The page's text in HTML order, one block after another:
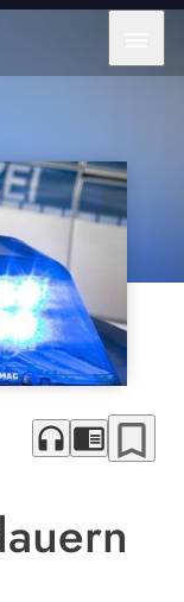
headphones chrome_reader_mode bookmark_border